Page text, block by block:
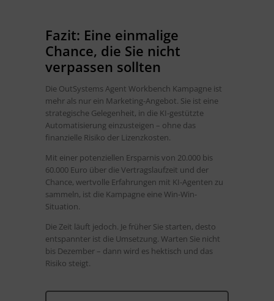
Fazit: Eine einmalige
Chance, die Sie nicht
verpassen sollten
Die OutSystems Agent Workbench Kampagne ist
mehr als nur ein Marketing-Angebot. Sie ist eine
strategische Gelegenheit, in die KI-gestützte
Automatisierung einzusteigen – ohne das
finanzielle Risiko der Lizenzkosten.
Mit einer potenziellen Ersparnis von 20.000 bis
60.000 Euro über die Vertragslaufzeit und der
Chance, wertvolle Erfahrungen mit KI-Agenten zu
sammeln, ist die Kampagne eine Win-Win-
Situation.
Die Zeit läuft jedoch. Je früher Sie starten, desto
entspannter ist die Umsetzung. Warten Sie nicht
bis Dezember – dann wird es hektisch und das
Risiko steigt.